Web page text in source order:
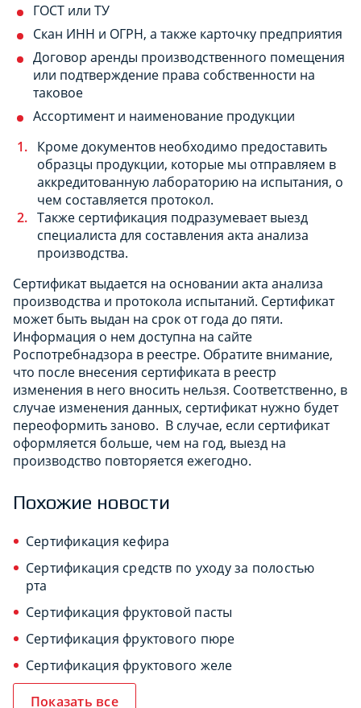
ГОСТ или ТУ
Скан ИНН и ОГРН, а также карточку предприятия
Договор аренды производственного помещения
или подтверждение права собственности на
таковое
Ассортимент и наименование продукции
Кроме документов необходимо предоставить
образцы продукции, которые мы отправляем в
аккредитованную лабораторию на испытания, о
чем составляется протокол.
Также сертификация подразумевает выезд
специалиста для составления акта анализа
производства.
Сертификат выдается на основании акта анализа
производства и протокола испытаний. Сертификат
может быть выдан на срок от года до пяти.
Информация о нем доступна на сайте
Роспотребнадзора в реестре. Обратите внимание,
что после внесения сертификата в реестр
изменения в него вносить нельзя. Соответственно, в
случае изменения данных, сертификат нужно будет
переоформить заново. В случае, если сертификат
оформляется больше, чем на год, выезд на
производство повторяется ежегодно.
Похожие новости
Сертификация кефира
Сертификация средств по уходу за полостью
рта
Сертификация фруктовой пасты
Сертификация фруктового пюре
Сертификация фруктового желе
Показать все